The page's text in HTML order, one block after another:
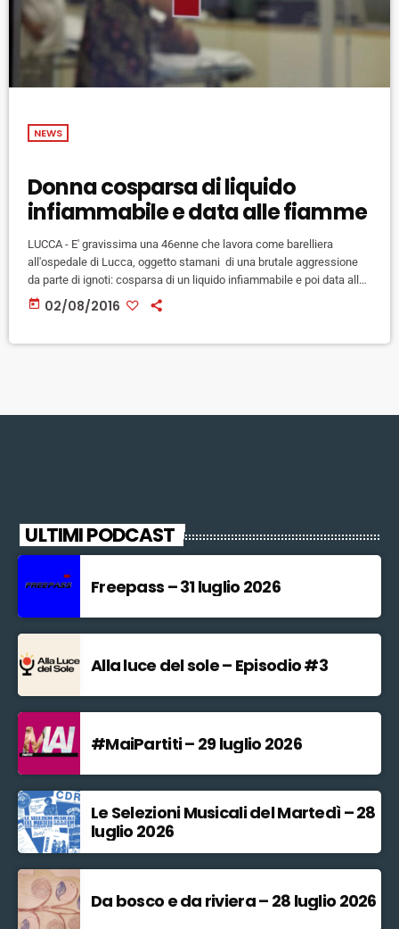
NEWS
Donna cosparsa di liquido
infiammabile e data alle fiamme
LUCCA - E' gravissima una 46enne che lavora come barelliera
all'ospedale di Lucca, oggetto stamani di una brutale aggressione
da parte di ignoti: cosparsa di un liquido infiammabile e poi data alle
fiamme. L'allarme è scattato intorno alle 13 nella zona dell'obitorio
dell'ex ospedale Campo di Marte, quando alcuni colleghi hanno udito
today 02/08/2016
ULTIMI PODCAST
Freepass – 31 luglio 2026
Alla luce del sole – Episodio #3
#MaiPartiti – 29 luglio 2026
Le Selezioni Musicali del Martedì – 28
luglio 2026
Da bosco e da riviera – 28 luglio 2026